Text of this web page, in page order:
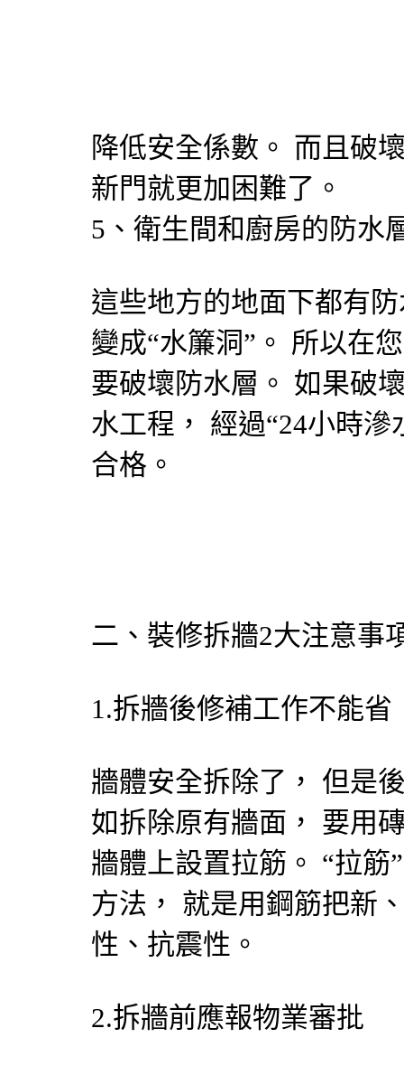
降低安全係數。 而且破
新門就更加困難了。
5、衛生間和廚房的防水
這些地方的地面下都有
變成“水簾洞”。 所以在
要破壞防水層。 如果破
水工程 ， 經過“24小時
合格。
二、裝修拆牆2大注意事
1.拆牆後修補工作不能省
牆體安全拆除了， 但是
如拆除原有牆面， 要用
牆體上設置拉筋。 “拉
方法， 就是用鋼筋把新
性、抗震性。
2.拆牆前應報物業審批